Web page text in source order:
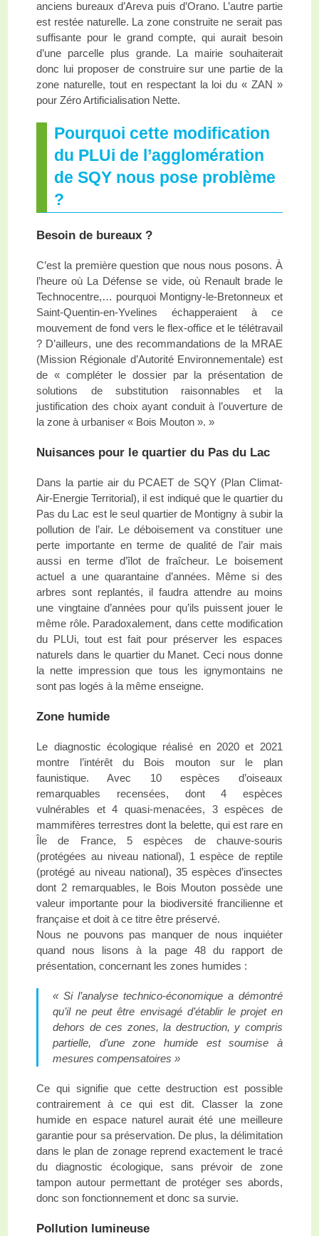
anciens bureaux d’Areva puis d’Orano. L’autre partie
est restée naturelle. La zone construite ne serait pas
suffisante pour le grand compte, qui aurait besoin
d’une parcelle plus grande. La mairie souhaiterait
donc lui proposer de construire sur une partie de la
zone naturelle, tout en respectant la loi du « ZAN »
pour Zéro Artificialisation Nette.
Pourquoi cette modification
du PLUi de l’agglomération
de SQY nous pose problème
?
Besoin de bureaux ?
C’est la première question que nous nous posons. À
l’heure où La Défense se vide, où Renault brade le
Technocentre,… pourquoi Montigny-le-Bretonneux et
Saint-Quentin-en-Yvelines échapperaient à ce
mouvement de fond vers le flex-office et le télétravail
? D’ailleurs, une des recommandations de la MRAE
(Mission Régionale d’Autorité Environnementale) est
de « compléter le dossier par la présentation de
solutions de substitution raisonnables et la
justification des choix ayant conduit à l’ouverture de
la zone à urbaniser « Bois Mouton ». »
Nuisances pour le quartier du Pas du Lac
Dans la partie air du PCAET de SQY (Plan Climat-
Air-Energie Territorial), il est indiqué que le quartier du
Pas du Lac est le seul quartier de Montigny à subir la
pollution de l’air. Le déboisement va constituer une
perte importante en terme de qualité de l’air mais
aussi en terme d’îlot de fraîcheur. Le boisement
actuel a une quarantaine d’années. Même si des
arbres sont replantés, il faudra attendre au moins
une vingtaine d’années pour qu’ils puissent jouer le
même rôle. Paradoxalement, dans cette modification
du PLUi, tout est fait pour préserver les espaces
naturels dans le quartier du Manet. Ceci nous donne
la nette impression que tous les ignymontains ne
sont pas logés à la même enseigne.
Zone humide
Le diagnostic écologique réalisé en 2020 et 2021
montre l’intérêt du Bois mouton sur le plan
faunistique. Avec 10 espèces d’oiseaux
remarquables recensées, dont 4 espèces
vulnérables et 4 quasi-menacées, 3 espèces de
mammifères terrestres dont la belette, qui est rare en
Île de France, 5 espèces de chauve-souris
(protégées au niveau national), 1 espèce de reptile
(protégé au niveau national), 35 espèces d’insectes
dont 2 remarquables, le Bois Mouton possède une
valeur importante pour la biodiversité francilienne et
française et doit à ce titre être préservé.
Nous ne pouvons pas manquer de nous inquiéter
quand nous lisons à la page 48 du rapport de
présentation, concernant les zones humides :
« Si l’analyse technico-économique a démontré
qu’il ne peut être envisagé d’établir le projet en
dehors de ces zones, la destruction, y compris
partielle, d’une zone humide est soumise à
mesures compensatoires »
Ce qui signifie que cette destruction est possible
contrairement à ce qui est dit. Classer la zone
humide en espace naturel aurait été une meilleure
garantie pour sa préservation. De plus, la délimitation
dans le plan de zonage reprend exactement le tracé
du diagnostic écologique, sans prévoir de zone
tampon autour permettant de protéger ses abords,
donc son fonctionnement et donc sa survie.
Pollution lumineuse